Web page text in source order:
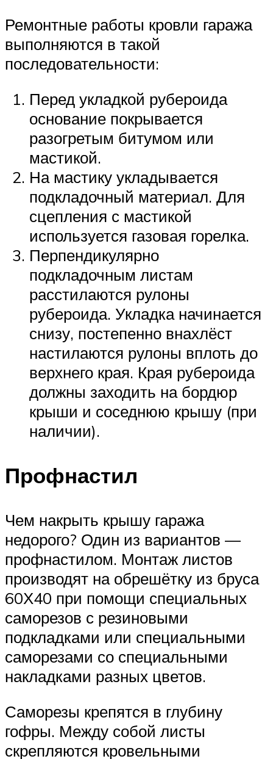
Ремонтные работы кровли гаража
выполняются в такой
последовательности:
Перед укладкой рубероида
основание покрывается
разогретым битумом или
мастикой.
На мастику укладывается
подкладочный материал. Для
сцепления с мастикой
используется газовая горелка.
Перпендикулярно
подкладочным листам
расстилаются рулоны
рубероида. Укладка начинается
снизу, постепенно внахлёст
настилаются рулоны вплоть до
верхнего края. Края рубероида
должны заходить на бордюр
крыши и соседнюю крышу (при
наличии).
Профнастил
Чем накрыть крышу гаража
недорого? Один из вариантов —
профнастилом. Монтаж листов
производят на обрешётку из бруса
60Х40 при помощи специальных
саморезов с резиновыми
подкладками или специальными
саморезами со специальными
накладками разных цветов.
Саморезы крепятся в глубину
гофры. Между собой листы
скрепляются кровельными